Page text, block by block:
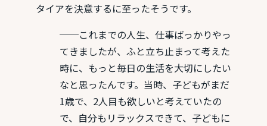
タイアを決意するに至ったそうです。
──これまでの人生、仕事ばっかりやっ
てきましたが、ふと立ち止まって考えた
時に、もっと毎日の生活を大切にしたい
なと思ったんです。当時、子どもがまだ
1歳で、2人目も欲しいと考えていたの
で、自分もリラックスできて、子どもに